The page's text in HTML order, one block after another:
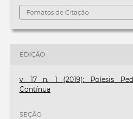
Fomatos de Citação
EDIÇÃO
v. 17 n. 1 (2019): Poíesis
Contínua
SEÇÃO